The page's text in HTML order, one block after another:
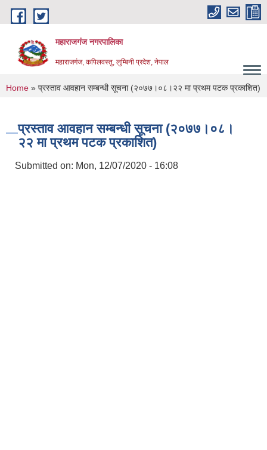
Skip to main content
महाराजगंज नगरपालिका
महाराजगंज, कपिलवस्तु, लुम्बिनी प्रदेश, नेपाल
You are here
Home » प्रस्ताव आवहान सम्बन्धी सूचना (२०७७।०८।२२ मा प्रथम पटक प्रकाशित)
प्रस्ताव आवहान सम्बन्धी सूचना (२०७७।०८।
२२ मा प्रथम पटक प्रकाशित)
Submitted on: Mon, 12/07/2020 - 16:08